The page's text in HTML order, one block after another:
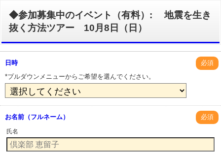
◆参加募集中のイベント（有料）: 地震を生き
抜く方法ツアー 10月8日（日）
日時
必須
*プルダウンメニューからご希望を選んでください。
お名前（フルネーム） 必須
氏名